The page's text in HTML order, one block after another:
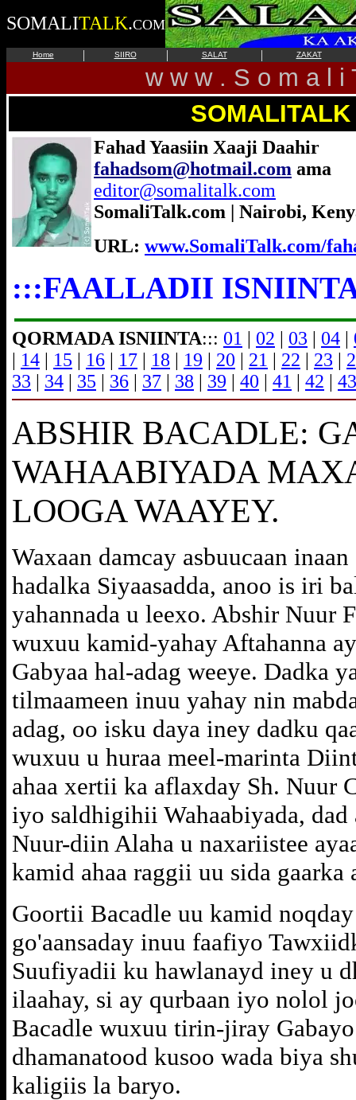
SOMALITALK.COM
Home | SIIRO | SALAT | ZAKAT
w w w . S o m a l i
SOMALITALK
Fahad Yaasiin Xaaji Daahir
fahadsom@hotmail.com ama
editor@somalitalk.com
SomaliTalk.com | Nairobi,
URL: www.SomaliTalk.com/
:::FAALLADII
QORMADA ISNIINTA::: 01 | 02 | 03 | 04 |
| 14 | 15 | 16 | 17 | 18 | 19 | 20 | 21 | 22 | 23 |
33 | 34 | 35 | 36 | 37 | 38 | 39 | 40 | 41 | 42 | 43
ABSHIR BACADLE:
WAHAABIYADA
LOOGA WAAYEY.
Waxaan damcay asbuucaan
hadalka Siyaasadda, anoo is iri
yahannada u leexo. Abshir Nuur
wuxuu kamid-yahay Aftahanna
Gabyaa hal-adag weeye. Dadka
tilmaameen inuu yahay nin
adag, oo isku daya iney dadku
wuxuu u huraa meel-marinta
ahaa xertii ka aflaxday Sh. Nuur
iyo saldhigihii Wahaabiyada, dad
Nuur-diin Alaha u naxariistee
kamid ahaa raggii uu sida gaarka
Goortii Bacadle uu kamid
go'aansaday inuu faafiyo
Suufiyadii ku hawlanayd iney u
ilaahay, si ay qurbaan iyo nolol
Bacadle wuxuu tirin-jiray
dhamanatood kusoo wada biya
kaligiis la baryo.